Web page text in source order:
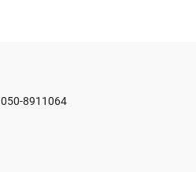
050-8911064